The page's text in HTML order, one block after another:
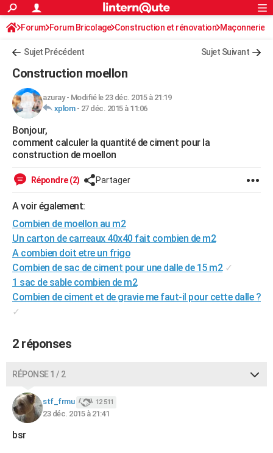
ACTUALITÉS
Politique
Société
Faits Divers
Education
Monde
Villes
+
FINANCE
Retraite
Impôts
Epargne
Immobilier
Risques naturels par ville
Banque
Assurance
Crédit
AUTO
Essais
Réserver un essai
Citadines
Berlines
SUV
Forum auto
+HIGH-TECH
Mobiles
Meilleur smartphone
Internet
Ordinateurs
Jeux vidéo
Guide high-tech
+
Forum
Aménagement intérieur
Extérieur
Cuisine
Salle de bains
Jardinage
Rangement
WEEK-END
Guides de France
Escapades
Patrimoine
Expositions
Musées
Week-end nature
+LIFESTYLE
Art de vivre
Bien-être
Loisirs
Mode
Modes de vie
SANTE
Alimentation
Guide de la santé
Maladies
Médicaments
Sommeil
VOYAGE
Destinations
City break
Voyage nature
Voyage de noces
Forum
Climat
+PHOTO
GUIDES D'ACHAT
BONS PLANS
Dictionnaire
Biographies
Citations
Expressions
Proverbes
PROGRAMME TV
COPAINS D'AVANT
Rechercher
S'inscrire
Connexion
Forum Forum Bricolage Construction et rénovation Maçonnerie
Sujet Précédent Sujet Suivant
Construction moellon
azuray- Modifié le 23 déc. 2015 à 21:19
xplom- 27 déc. 2015 à 11:06
Bonjour,
comment calculer la quantité de ciment pour la
construction de moellon
Répondre (2) Partager
A voir également:
Combien de moellon au m2
Un carton de carreaux 40x40 fait combien de m2
A combien doit etre un frigo
Combien de sac de ciment pour une dalle de 15 m2 ✓
1 sac de sable combien de m2
Combien de ciment et de gravie me faut-il pour cette dalle ?
✓
2 réponses
RÉPONSE 1 / 2
stf_frmu 12 511
23 déc. 2015 à 21:41
bsr